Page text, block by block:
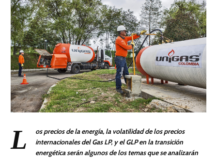
L
os precios de la energía, la volatilidad de los precios
internacionales del Gas LP, y el GLP en la transición
energética serán algunos de los temas que se analizarán